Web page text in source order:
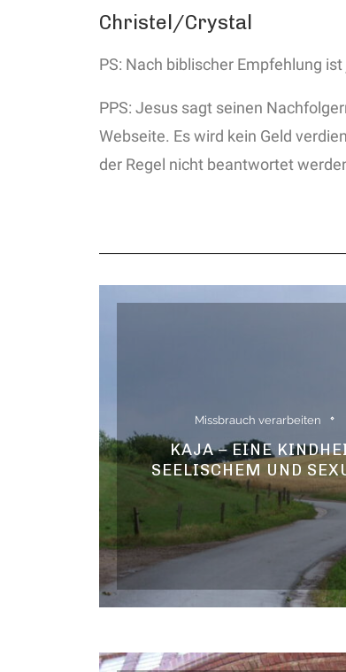
Christel/Crystal
PS: Nach biblischer Empfehlung
PPS: Jesus sagt seinen
Webseite. Es wird kein Geld
der Regel nicht beantwortet
Missbrauch verarbeiten
KAJA – EINE
SEELISCHEM UND